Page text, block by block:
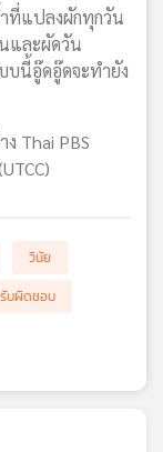
ที่แปลงผักทุกวัน
และผัดวัน
บนี้อู๊ดอู๊ดจะทำยัง
Thai PBS
วินัย
บผิดชอบ